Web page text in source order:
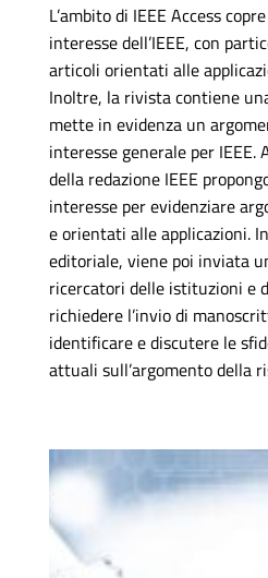
L’ambito di IEEE Access
interesse dell’IEEE, con
articoli orientati alle
Inoltre, la rivista contiene
mette in evidenza un
interesse generale per IEEE.
della redazione IEEE
interesse per evidenziare
e orientati alle applicazioni.
editoriale, viene poi inviata
ricercatori delle istituzioni e
richiedere l’invio di
identificare e discutere le
attuali sull’argomento della